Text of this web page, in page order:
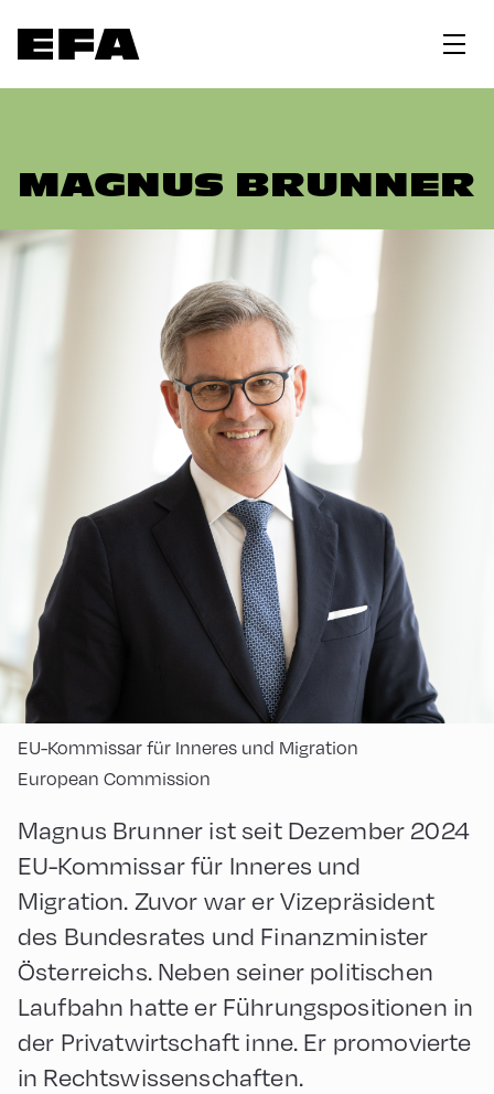
MAGNUS BRUNNER
EU-Kommissar für Inneres und Migration
European Commission
Magnus Brunner ist seit Dezember 2024
EU-Kommissar für Inneres und
Migration. Zuvor war er Vizepräsident
des Bundesrates und Finanzminister
Österreichs. Neben seiner politischen
Laufbahn hatte er Führungspositionen in
der Privatwirtschaft inne. Er promovierte
in Rechtswissenschaften.